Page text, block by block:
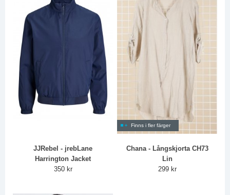
JJRebel - jrebLane
Harrington Jacket
350 kr
Finns i fler färger
Chana - Långskjorta CH73
Lin
299 kr